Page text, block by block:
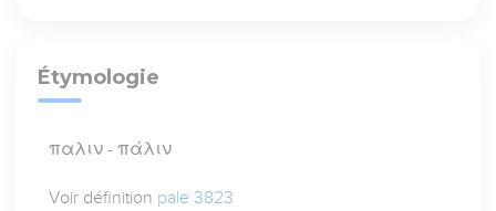
Étymologie
παλιν - πάλιν
Voir définition pale 3823